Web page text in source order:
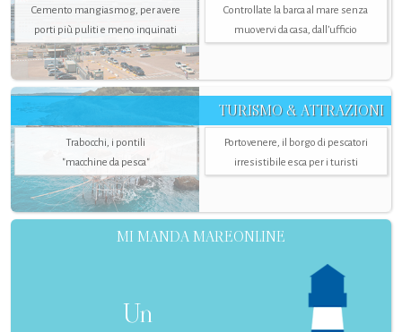
Cemento mangiasmog, per avere
porti più puliti e meno inquinati
Controllate la barca al mare senza
muovervi da casa, dall’ufficio
TURISMO & ATTRAZIONI
Trabocchi, i pontili
"macchine da pesca"
Portovenere, il borgo di pescatori
irresistibile esca per i turisti
MI MANDA MAREONLINE
Un